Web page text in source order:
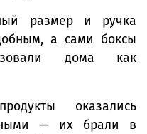
размер и ручка
а сами боксы
дома как
оказались
— их брали в